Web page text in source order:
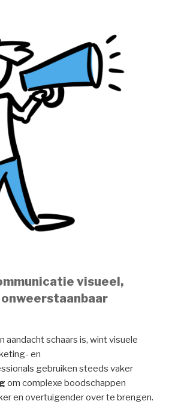
visueel,
aandacht schaars is, wint visuele
en
gebruiken steeds vaker
om complexe boodschappen
en overtuigender over te brengen.